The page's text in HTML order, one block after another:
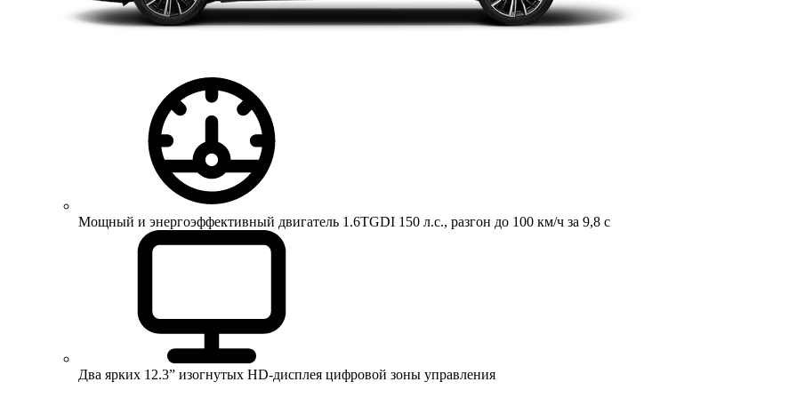
Мощный и энергоэффективный двигатель 1.6TGDI 150 л.с., разгон до 100 км/ч за 9,8 с
Два ярких 12.3” изогнутых HD-дисплея цифровой зоны управления